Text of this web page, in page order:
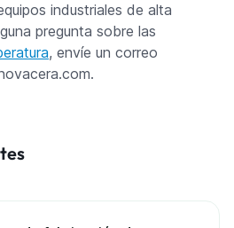
industriales de alta
pregunta sobre las
, envíe un correo